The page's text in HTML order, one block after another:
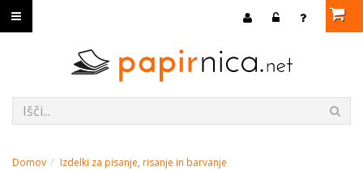
Domov Izdelki za pisanje, risanje in barvanje